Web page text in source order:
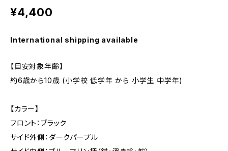
¥4,400
International shipping available
【目安対象年齢】
約6歳から10歳 (小学校 低学年 から 小学生 中学年)
【カラー】
フロント：ブラック
サイド外側：ダークパープル